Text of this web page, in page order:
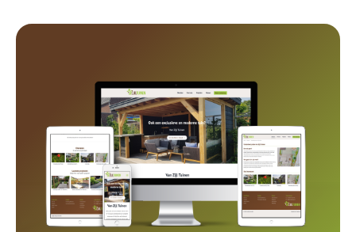
Voor meer leads. Wij zetten uw doelgroep aan